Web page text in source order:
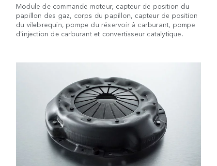
Module de commande moteur, capteur de position du
papillon des gaz, corps du papillon, capteur de position
du vilebrequin, pompe du réservoir à carburant, pompe
d'injection de carburant et convertisseur catalytique.